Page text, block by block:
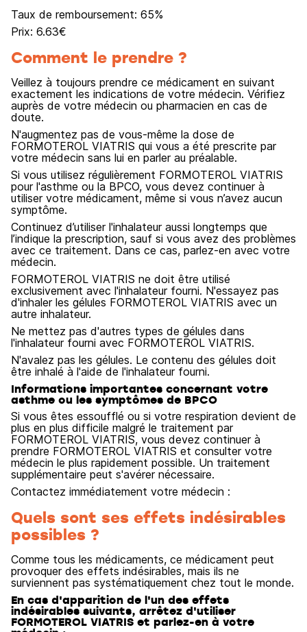
Taux de remboursement: 65%
Prix: 6.63€
Comment le prendre ?
Veillez à toujours prendre ce médicament en suivant
exactement les indications de votre médecin. Vérifiez
auprès de votre médecin ou pharmacien en cas de
doute.
N'augmentez pas de vous-même la dose de
FORMOTEROL VIATRIS qui vous a été prescrite par
votre médecin sans lui en parler au préalable.
Si vous utilisez régulièrement FORMOTEROL VIATRIS
pour l'asthme ou la BPCO, vous devez continuer à
utiliser votre médicament, même si vous n’avez aucun
symptôme.
Continuez d’utiliser l'inhalateur aussi longtemps que
l’indique la prescription, sauf si vous avez des problèmes
avec ce traitement. Dans ce cas, parlez-en avec votre
médecin.
FORMOTEROL VIATRIS ne doit être utilisé
exclusivement avec l'inhalateur fourni. N'essayez pas
d'inhaler les gélules FORMOTEROL VIATRIS avec un
autre inhalateur.
Ne mettez pas d'autres types de gélules dans
l'inhalateur fourni avec FORMOTEROL VIATRIS.
N'avalez pas les gélules. Le contenu des gélules doit
être inhalé à l'aide de l'inhalateur fourni.
Informations importantes concernant votre
asthme ou les symptômes de BPCO
Si vous êtes essoufflé ou si votre respiration devient de
plus en plus difficile malgré le traitement par
FORMOTEROL VIATRIS, vous devez continuer à
prendre FORMOTEROL VIATRIS et consulter votre
médecin le plus rapidement possible. Un traitement
supplémentaire peut s'avérer nécessaire.
Contactez immédiatement votre médecin :
Quels sont ses effets indésirables
possibles ?
Comme tous les médicaments, ce médicament peut
provoquer des effets indésirables, mais ils ne
surviennent pas systématiquement chez tout le monde.
En cas d'apparition de l'un des effets
indésirables suivants, arrêtez d'utiliser
FORMOTEROL VIATRIS et parlez-en à votre